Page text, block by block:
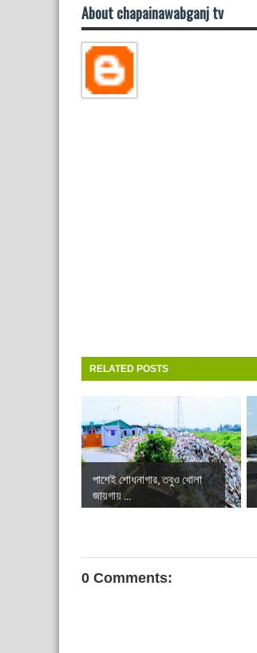
About chapainawabganj tv
RELATED POSTS
পাশেই শোধনাগার, তবুও খোলা
জায়গায় ...
0 Comments: